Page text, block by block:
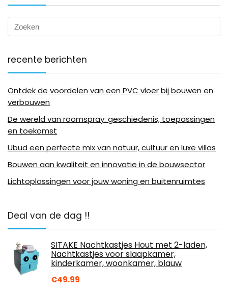
recente berichten
Ontdek de voordelen van een PVC vloer bij bouwen en
verbouwen
De wereld van roomspray: geschiedenis, toepassingen
en toekomst
Ubud een perfecte mix van natuur, cultuur en luxe villas
Bouwen aan kwaliteit en innovatie in de bouwsector
Lichtoplossingen voor jouw woning en buitenruimtes
Deal van de dag !!
SITAKE Nachtkastjes Hout met 2-laden,
Nachtkastjes voor slaapkamer,
kinderkamer, woonkamer, blauw
€49.99